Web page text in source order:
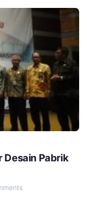
Desain Pabrik